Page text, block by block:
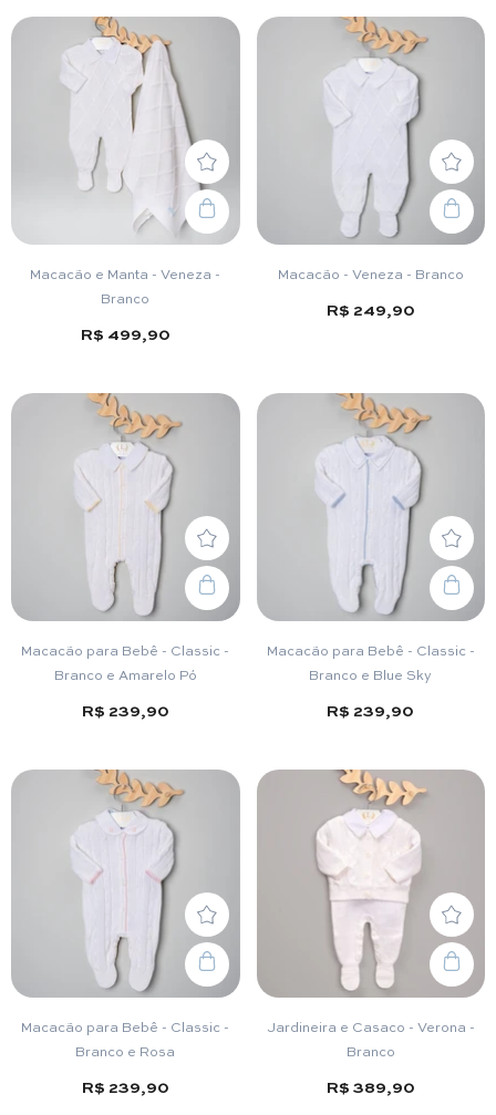
Macacão e Manta - Veneza -
Branco
R$ 499,90
Macacão - Veneza - Branco
R$ 249,90
Macacão para Bebê - Classic -
Branco e Amarelo Pó
R$ 239,90
Macacão para Bebê - Classic -
Branco e Blue Sky
R$ 239,90
Macacão para Bebê - Classic -
Branco e Rosa
R$ 239,90
Jardineira e Casaco - Verona -
Branco
R$ 389,90